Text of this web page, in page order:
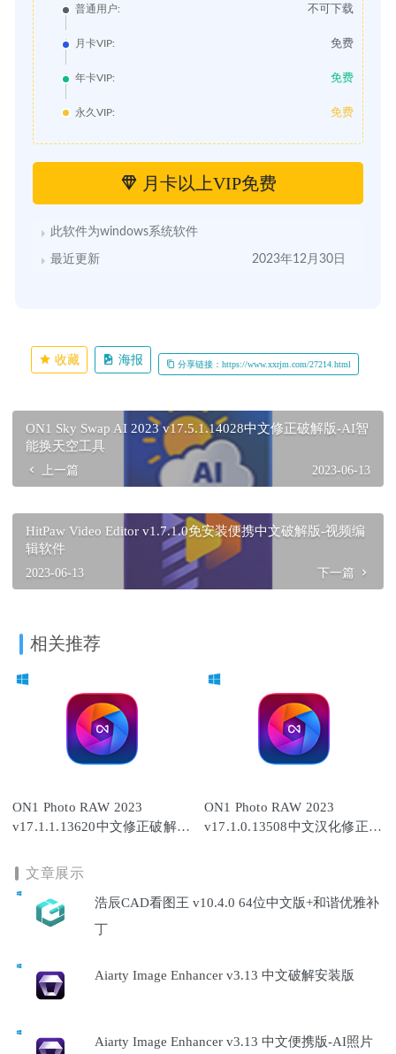
普通用户:
不可下载
月卡VIP: 免费
年卡VIP: 免费
永久VIP: 免费
月卡以上VIP免费
此软件为windows系统软件
最近更新 2023年12月30日
收藏 海报 分享链接：https://www.xxrjm.com/27214.html
ON1 Sky Swap AI 2023 v17.5.1.14028中文修正破解版-AI智
能换天空工具
上一篇 2023-06-13
HitPaw Video Editor v1.7.1.0免安装便携中文破解版-视频编
辑软件
2023-06-13 下一篇
相关推荐
ON1 Photo RAW 2023
v17.1.1.13620中文修正破解
ON1 Photo RAW 2023
v17.1.0.13508中文汉化修正破
文章展示
浩辰CAD看图王 v10.4.0 64位中文版+和谐优雅补
丁
Aiarty Image Enhancer v3.13 中文破解安装版
Aiarty Image Enhancer v3.13 中文便携版-AI照片